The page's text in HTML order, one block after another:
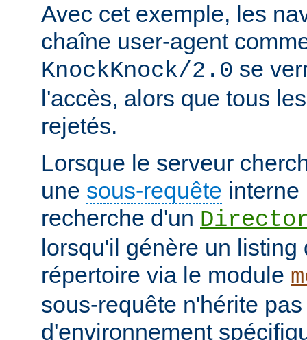
Avec cet exemple, les
chaîne user-agent
KnockKnock/2.0 se
l'accès, alors que tous
rejetés.
Lorsque le serveur
une sous-requête interne
recherche d'un
lorsqu'il génère un
répertoire via le module
sous-requête n'hérite
d'environnement